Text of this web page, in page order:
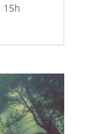
15h